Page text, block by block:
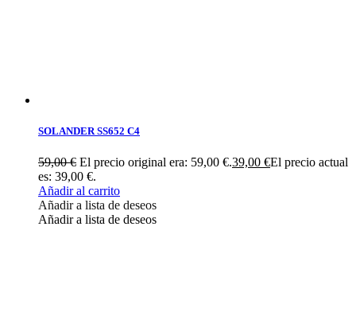
SOLANDER SS652 C4
59,00€ El precio original era: 59,00 €.39,00 €El precio actual
es: 39,00 €.
Añadir al carrito
Añadir a lista de deseos
Añadir a lista de deseos